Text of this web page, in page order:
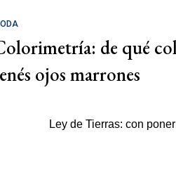
de qué
ojos marrones